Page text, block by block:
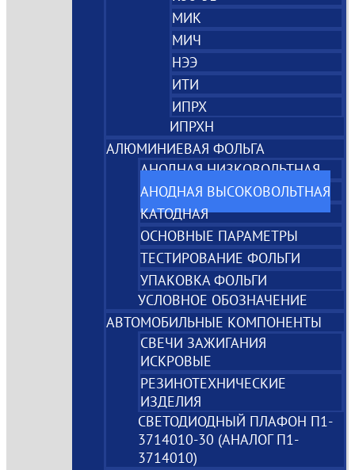
МИК
МИЧ
НЭЭ
ИТИ
ИПРХ
ИПРХН
АЛЮМИНИЕВАЯ ФОЛЬГА
АНОДНАЯ НИЗКОВОЛЬТНАЯ
АНОДНАЯ ВЫСОКОВОЛЬТНАЯ
КАТОДНАЯ
ОСНОВНЫЕ ПАРАМЕТРЫ
ТЕСТИРОВАНИЕ ФОЛЬГИ
УПАКОВКА ФОЛЬГИ
УСЛОВНОЕ ОБОЗНАЧЕНИЕ
АВТОМОБИЛЬНЫЕ КОМПОНЕНТЫ
СВЕЧИ ЗАЖИГАНИЯ
ИСКРОВЫЕ
РЕЗИНОТЕХНИЧЕСКИЕ
ИЗДЕЛИЯ
СВЕТОДИОДНЫЙ ПЛАФОН П1-
3714010-30 (АНАЛОГ П1-
3714010)